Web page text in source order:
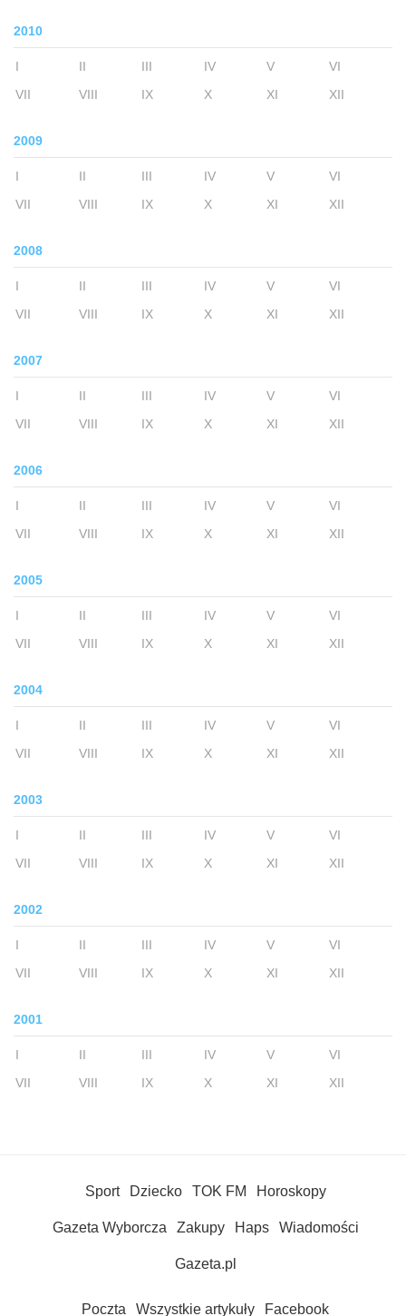
2010
I II III IV V
VI
VII
VIII IX X XI XII
2009
I II III IV V
VI
VII
VIII IX X XI XII
2008
I II III IV V
VI
VII
VIII IX X XI XII
2007
I II III IV V
VI
VII
VIII IX X XI XII
2006
I II III IV V
VI
VII
VIII IX X XI XII
2005
I II III IV V
VI
VII
VIII IX X XI XII
2004
I II III IV V
VI
VII
VIII IX X XI XII
2003
I II III IV V
VI
VII
VIII IX X XI XII
2002
I II III IV V
VI
VII
VIII IX X XI XII
2001
I II III IV V
VI
VII
VIII IX X XI XII
Sport Dziecko TOK FM Horoskopy
Gazeta Wyborcza Zakupy Haps Wiadomości
Gazeta.pl
Poczta Wszystkie artykuły Facebook